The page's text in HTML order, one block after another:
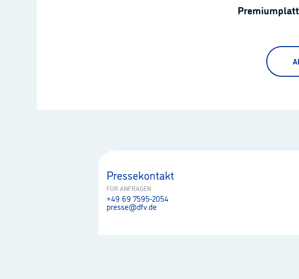
Pressekontakt
FÜR ANFRAGEN
+49 69 7595-2054
presse@dfv.de